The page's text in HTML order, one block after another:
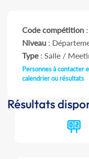
Code compétition
Niveau :
Type: Salle /
Personnes à contacter
calendrier ou résultats
Résultats